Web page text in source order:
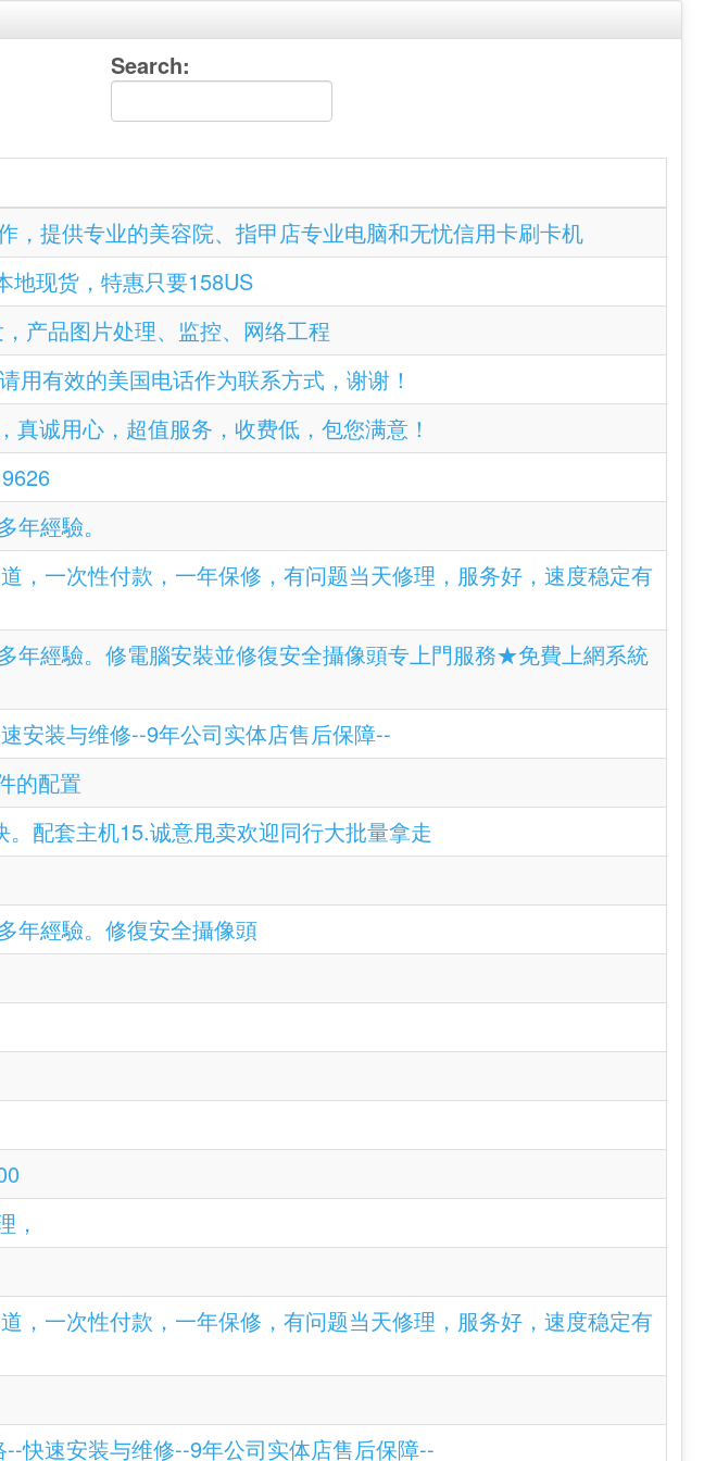
Search:
，提供专业的美容院、指甲店专业电脑和无忧信用卡刷卡机
地现货，特惠只要158US
产品图片处理、监控、网络工程
有效的美国电话作为联系方式，谢谢！
诚用心，超值服务，收费低，包您满意！
經驗。
，一次性付款，一年保修，有问题当天修理，服务好，速度稳定有
年經驗。修電腦安裝並修復安全攝像頭专上門服務★免費上網系統
安装与维修--9年公司实体店售后保障--
的配置
配套主机15.诚意甩卖欢迎同行大批量拿走
年經驗。修復安全攝像頭
，
，一次性付款，一年保修，有问题当天修理，服务好，速度稳定有
快速安装与维修--9年公司实体店售后保障--